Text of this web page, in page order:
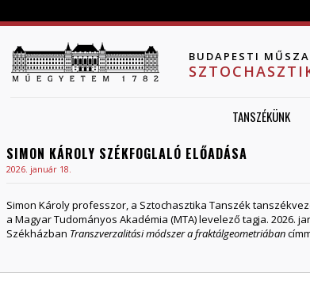
BUDAPESTI
TANSZÉKÜNK
SIMON KÁROLY SZÉKFOGLALÓ ELŐADÁSA
2026. január 18.
Simon Károly professzor, a Sztochasztika Tanszék
a Magyar Tudományos Akadémia (MTA) levelező tagja. 2026.
Székházban Transzverzalitási módszer a fraktálgeometriában